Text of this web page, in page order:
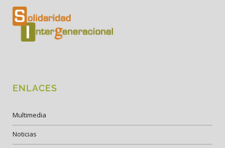
ENLACES
Multimedia
Noticias